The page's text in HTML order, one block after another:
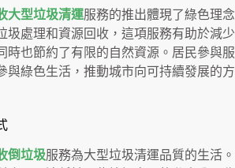
大型垃圾清運服務的推出體現了綠色理念
圾處理和資源回收，這項服務有助於減少
時也節約了有限的自然資源。居民參與服
與綠色生活，推動城市向可持續發展的方
倒垃圾服務為大型垃圾清運品質的生活。